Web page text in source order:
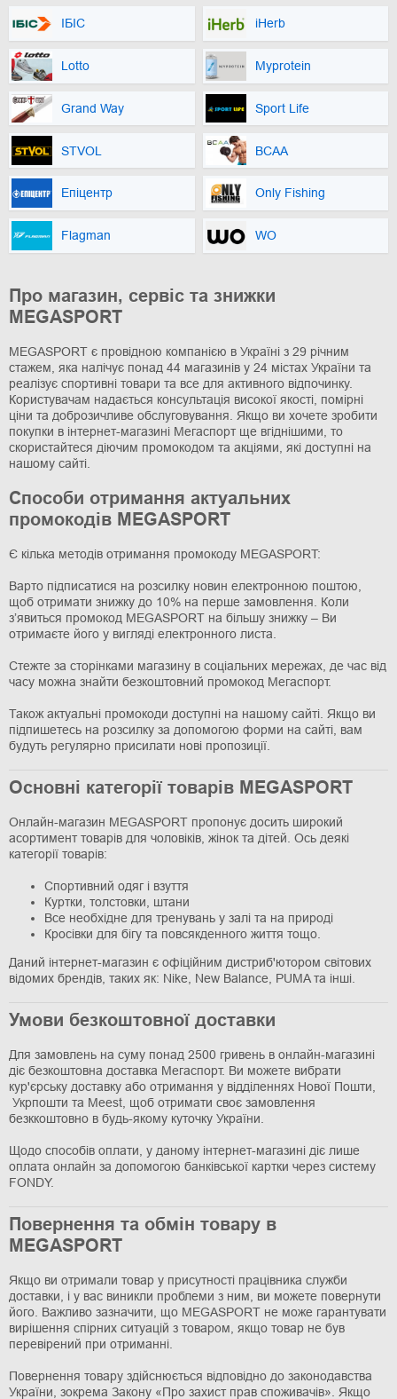
ІБІС iHerb
Lotto Myprotein
Grand Way Sport Life
STVOL BCAA
Епіцентр Only Fishing
Flagman WO
Про магазин, сервіс та знижки
MEGASPORT
MEGASPORT є провідною компанією в Україні з 29 річним
стажем, яка налічує понад 44 магазинів у 24 містах України та
реалізує спортивні товари та все для активного відпочинку.
Користувачам надається консультація високої якості, помірні
ціни та доброзичливе обслуговування. Якщо ви хочете зробити
покупки в інтернет-магазині Мегаспорт ще вгіднішими, то
скористайтеся діючим промокодом та акціями, які доступні на
нашому сайті.
Способи отримання актуальних
промокодів MEGASPORT
Є кілька методів отримання промокоду MEGASPORT:
Варто підписатися на розсилку новин електронною поштою,
щоб отримати знижку до 10% на перше замовлення. Коли
з’явиться промокод MEGASPORT на більшу знижку – Ви
отримаєте його у вигляді електронного листа.
Стежте за сторінками магазину в соціальних мережах, де час від
часу можна знайти безкоштовний промокод Мегаспорт.
Також актуальні промокоди доступні на нашому сайті. Якщо ви
підпишетесь на розсилку за допомогою форми на сайті, вам
будуть регулярно присилати нові пропозиції.
Основні категорії товарів MEGASPORT
Онлайн-магазин MEGASPORT пропонує досить широкий
асортимент товарів для чоловіків, жінок та дітей. Ось деякі
категорії товарів:
Спортивний одяг і взуття
Куртки, толстовки, штани
Все необхідне для тренувань у залі та на природі
Кросівки для бігу та повсякденного життя тощо.
Даний інтернет-магазин є офіційним дистриб'ютором світових
відомих брендів, таких як: Nike, New Balance, PUMA та інші.
Умови безкоштовної доставки
Для замовлень на суму понад 2500 гривень в онлайн-магазині
діє безкоштовна доставка Мегаспорт. Ви можете вибрати
кур'єрську доставку або отримання у відділеннях Нової Пошти,
Укрпошти та Meest, щоб отримати своє замовлення
безккоштовно в будь-якому куточку України.
Щодо способів оплати, у даному інтернет-магазині діє лише
оплата онлайн за допомогою банківської картки через систему
FONDY.
Повернення та обмін товару в
MEGASPORT
Якщо ви отримали товар у присутності працівника служби
доставки, і у вас виникли проблеми з ним, ви можете повернути
його. Важливо зазначити, що MEGASPORT не може гарантувати
вирішення спірних ситуацій з товаром, якщо товар не був
перевірений при отриманні.
Повернення товару здійснюється відповідно до законодавства
України, зокрема Закону «Про захист прав споживачів». Якщо